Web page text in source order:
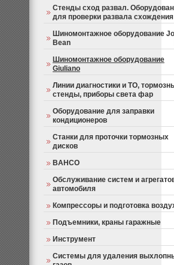
Стенды сход развал.
для проверки развала схождения
Шиномонтажное оборудование
Bean
Шиномонтажное оборудование
Giuliano
Линии диагностики и ТО,
стенды, приборы света фар
Оборудование для заправки
кондиционеров
Станки для проточки тормозных
дисков
BAHCO
Обслуживание систем и
автомобиля
Компрессоры и подготовка
Подъемники, краны гаражные
Инструмент
Системы для удаления